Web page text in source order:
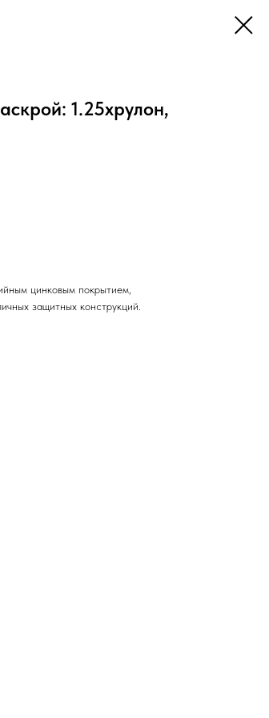
1.25хрулон,
цинковым покрытием,
защитных конструкций.